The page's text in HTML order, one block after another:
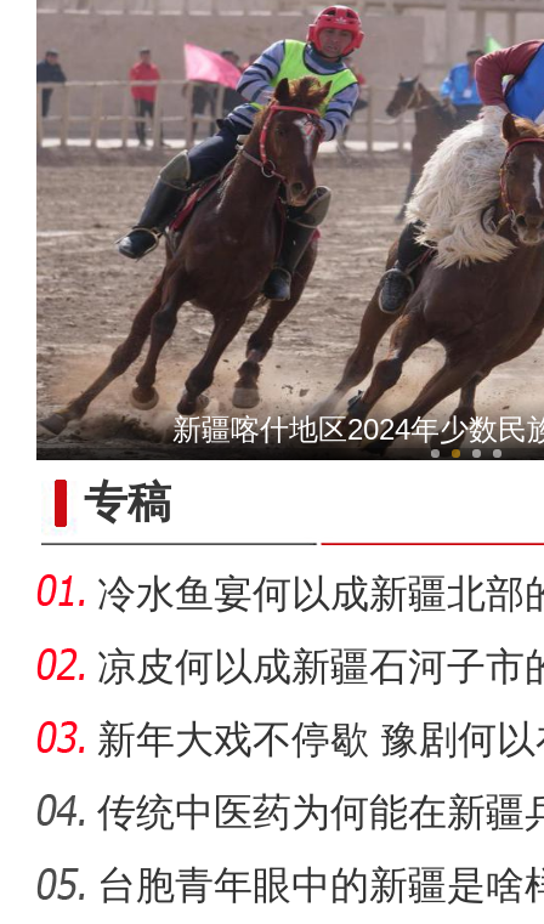
新疆沙雅：交通管理大队坚
新疆库车市举办“红领巾小
新疆喀什地区2024年少数民
专稿
冷水鱼宴何以成新疆北部
凉皮何以成新疆石河子市
新年大戏不停歇 豫剧何
睐？
传统中医药为何能在新疆
台胞青年眼中的新疆是啥